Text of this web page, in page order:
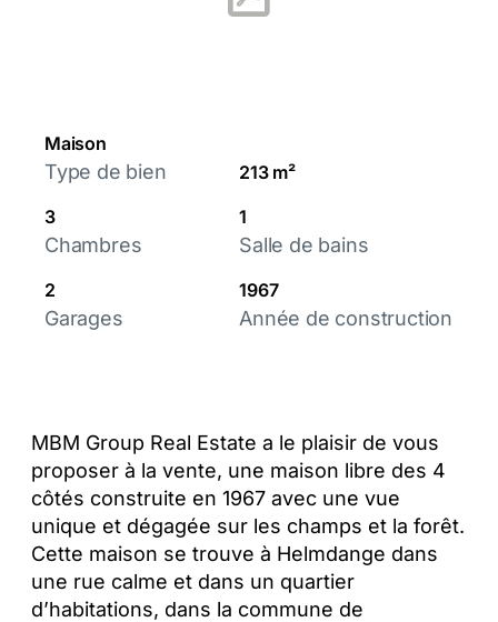
Maison
Type de bien
213 m²
3
Chambres
1
Salle de bains
2
Garages
1967
Année de construction
MBM Group Real Estate a le plaisir de vous
proposer à la vente, une maison libre des 4
côtés construite en 1967 avec une vue
unique et dégagée sur les champs et la forêt.
Cette maison se trouve à Helmdange dans
une rue calme et dans un quartier
d’habitations, dans la commune de